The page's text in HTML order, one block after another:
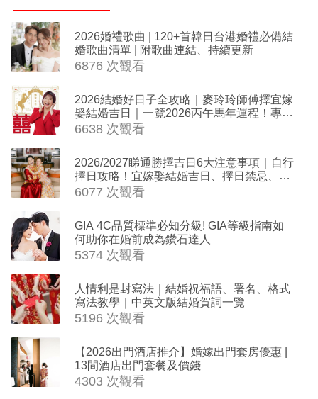
2026婚禮歌曲 | 120+首韓日台港婚禮必備結
婚歌曲清單 | 附歌曲連結、持續更新
6876 次觀看
2026結婚好日子全攻略｜麥玲玲師傅擇宜嫁
娶結婚吉日｜一覽2026丙午馬年運程！專業
擇日結婚+避開沖煞生肖指南
6638 次觀看
2026/2027睇通勝擇吉日6大注意事項｜自行
擇日攻略！宜嫁娶結婚吉日、擇日禁忌、相
沖生肖一覽
6077 次觀看
GIA 4C品質標準必知分級! GIA等級指南如
何助你在婚前成為鑽石達人
5374 次觀看
人情利是封寫法｜結婚祝福語、署名、格式
寫法教學｜中英文版結婚賀詞一覽
5196 次觀看
【2026出門酒店推介】婚嫁出門套房優惠 |
13間酒店出門套餐及價錢
4303 次觀看